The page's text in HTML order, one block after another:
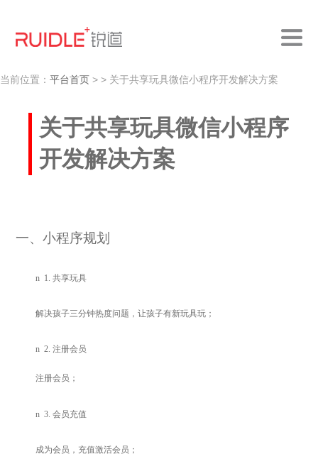
当前位置： 平台首页 > > 关于共享玩具微信小程序开发解决方案
关于共享玩具微信小程序
开发解决方案
一、小程序规划
n 1.共享玩具
解决孩子三分钟热度问题，让孩子有新玩具玩；
n 2.注册会员
注册会员；
n 3.会员充值
成为会员，充值激活会员；